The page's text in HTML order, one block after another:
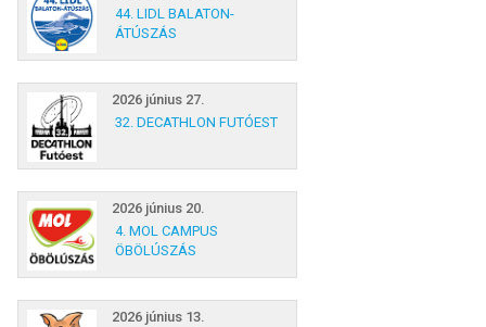
44. LIDL BALATON-
ÁTÚSZÁS
2026 június 27.
32. DECATHLON FUTÓEST
2026 június 20.
4. MOL CAMPUS
ÖBÖLÚSZÁS
2026 június 13.